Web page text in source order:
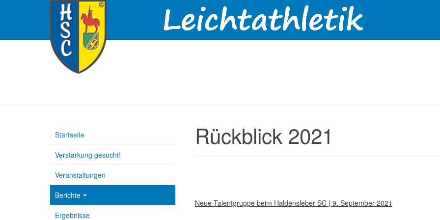
Rückblick 2021
Neue Talentgruppe beim Haldensleber SC | 9. September 2021
Startseite
Verstärkung gesucht!
Veranstaltungen
Berichte
Ergebnisse